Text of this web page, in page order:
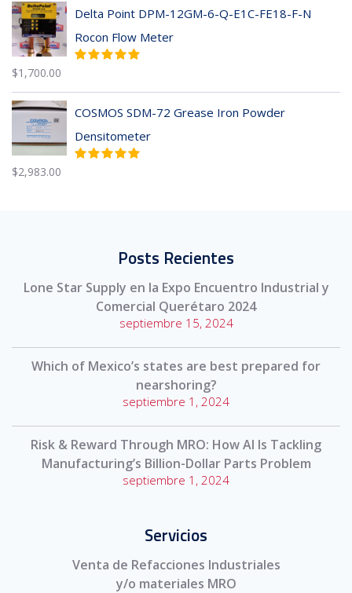
Delta Point DPM-12GM-6-Q-E1C-FE18-F-N
Rocon Flow Meter
$1,700.00
COSMOS SDM-72 Grease Iron Powder
Densitometer
$2,983.00
Posts Recientes
Lone Star Supply en la Expo Encuentro Industrial y
Comercial Querétaro 2024
septiembre 15, 2024
Which of Mexico’s states are best prepared for
nearshoring?
septiembre 1, 2024
Risk & Reward Through MRO: How AI Is Tackling
Manufacturing’s Billion-Dollar Parts Problem
septiembre 1, 2024
Servicios
Venta de Refacciones Industriales
y/o materiales MRO